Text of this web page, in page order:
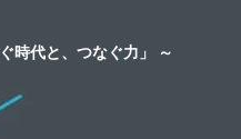
時代と、つなぐ力」 ～